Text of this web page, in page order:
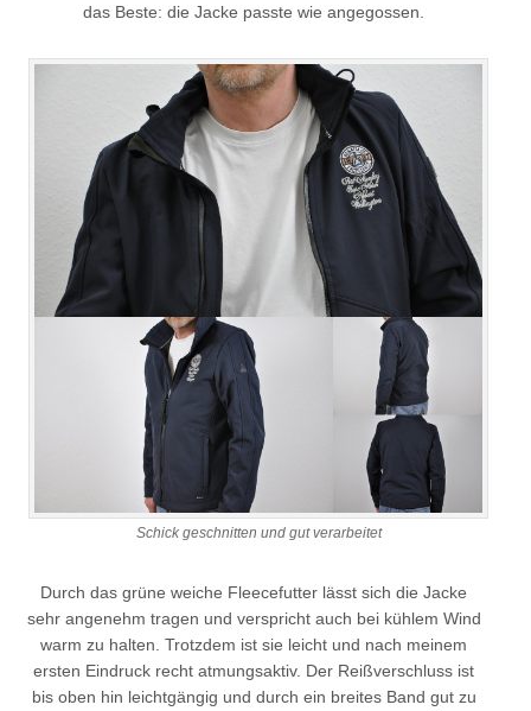
das Beste: die Jacke passte wie angegossen.
Schick geschnitten und gut verarbeitet
Durch das grüne weiche Fleecefutter lässt sich die Jacke
sehr angenehm tragen und verspricht auch bei kühlem Wind
warm zu halten. Trotzdem ist sie leicht und nach meinem
ersten Eindruck recht atmungsaktiv. Der Reißverschluss ist
bis oben hin leichtgängig und durch ein breites Band gut zu